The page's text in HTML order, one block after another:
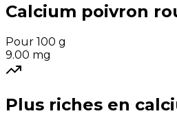
Calcium poivron
Pour 100 g
9.00 mg
Plus riches en